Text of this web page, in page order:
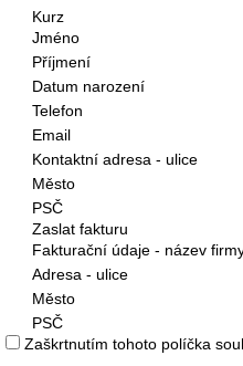
Kurz
Jméno
Příjmení
Datum narození
Telefon
Email
Kontaktní adresa - ulice
Město
PSČ
Zaslat fakturu
Fakturační údaje - název
Adresa - ulice
Město
PSČ
Zaškrtnutím tohoto políčka